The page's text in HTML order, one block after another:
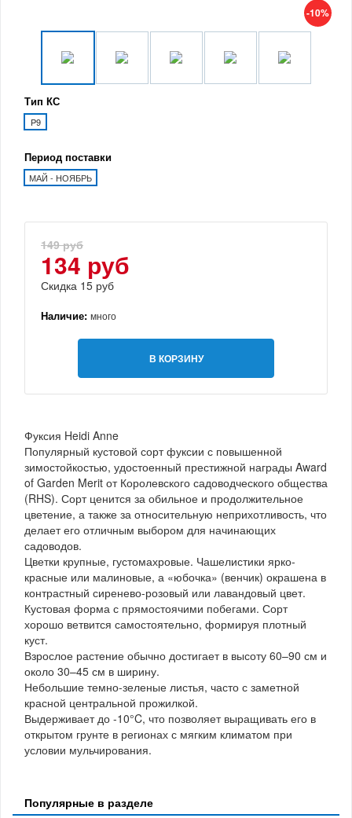
-10%
Тип КС
P9
Период поставки
МАЙ - НОЯБРЬ
149 руб
134 руб
Скидка 15 руб
Наличие: много
В КОРЗИНУ
Фуксия Heidi Anne
Популярный кустовой сорт фуксии с повышенной
зимостойкостью, удостоенный престижной награды Award
of Garden Merit от Королевского садоводческого общества
(RHS). Сорт ценится за обильное и продолжительное
цветение, а также за относительную неприхотливость, что
делает его отличным выбором для начинающих
садоводов.
Цветки крупные, густомахровые. Чашелистики ярко-
красные или малиновые, а «юбочка» (венчик) окрашена в
контрастный сиренево-розовый или лавандовый цвет.
Кустовая форма с прямостоячими побегами. Сорт
хорошо ветвится самостоятельно, формируя плотный
куст.
Взрослое растение обычно достигает в высоту 60–90 см и
около 30–45 см в ширину.
Небольшие темно-зеленые листья, часто с заметной
красной центральной прожилкой.
Выдерживает до -10°C, что позволяет выращивать его в
открытом грунте в регионах с мягким климатом при
условии мульчирования.
Популярные в разделе